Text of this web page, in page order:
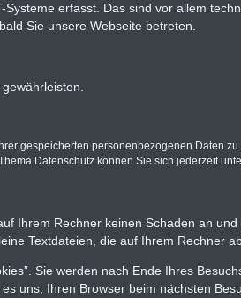
erfasst. Das sind vor allem
Sie unsere Webseite betreten.
gespeicherten personenbezogenen Daten
Datenschutz können Sie sich jederzeit
Ihrem Rechner keinen Schaden an
Textdateien, die auf Ihrem Rechner
Sie werden nach Ende Ihres
uns, Ihren Browser beim nächsten